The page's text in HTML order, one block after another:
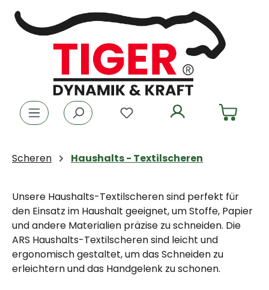
Zum Hauptinhalt springen
Du hast 0 Produkte auf
Scheren Haushalts - Textilscheren
Unsere Haushalts-Textilscheren sind perfekt für
den Einsatz im Haushalt geeignet, um Stoffe, Papier
und andere Materialien präzise zu schneiden. Die
ARS Haushalts-Textilscheren sind leicht und
ergonomisch gestaltet, um das Schneiden zu
erleichtern und das Handgelenk zu schonen.